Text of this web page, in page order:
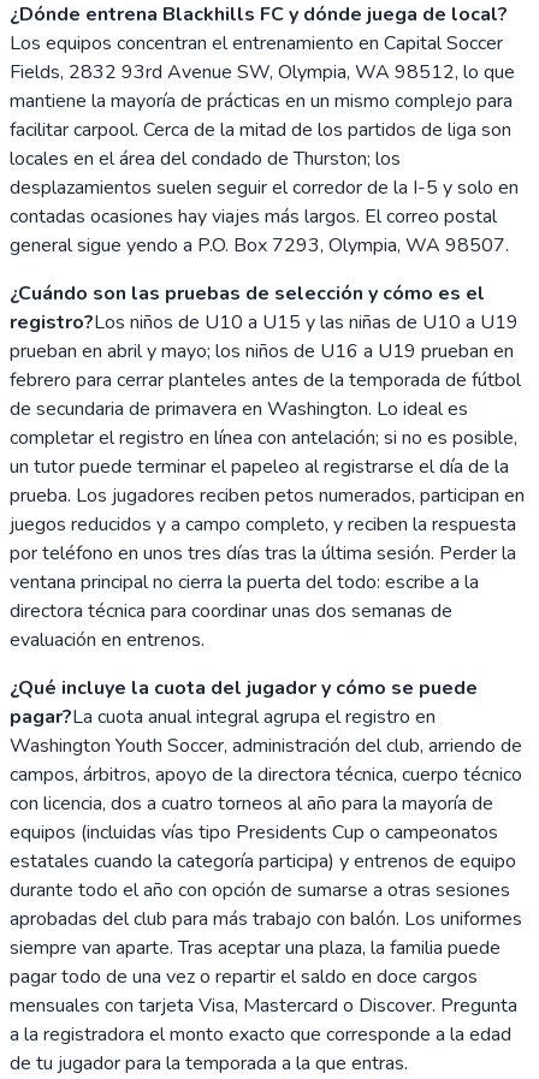
¿Dónde entrena Blackhills FC y dónde juega de local?
Los equipos concentran el entrenamiento en Capital Soccer
Fields, 2832 93rd Avenue SW, Olympia, WA 98512, lo que
mantiene la mayoría de prácticas en un mismo complejo para
facilitar carpool. Cerca de la mitad de los partidos de liga son
locales en el área del condado de Thurston; los
desplazamientos suelen seguir el corredor de la I-5 y solo en
contadas ocasiones hay viajes más largos. El correo postal
general sigue yendo a P.O. Box 7293, Olympia, WA 98507.
¿Cuándo son las pruebas de selección y cómo es el
registro?Los niños de U10 a U15 y las niñas de U10 a U19
prueban en abril y mayo; los niños de U16 a U19 prueban en
febrero para cerrar planteles antes de la temporada de fútbol
de secundaria de primavera en Washington. Lo ideal es
completar el registro en línea con antelación; si no es posible,
un tutor puede terminar el papeleo al registrarse el día de la
prueba. Los jugadores reciben petos numerados, participan en
juegos reducidos y a campo completo, y reciben la respuesta
por teléfono en unos tres días tras la última sesión. Perder la
ventana principal no cierra la puerta del todo: escribe a la
directora técnica para coordinar unas dos semanas de
evaluación en entrenos.
¿Qué incluye la cuota del jugador y cómo se puede
pagar?La cuota anual integral agrupa el registro en
Washington Youth Soccer, administración del club, arriendo de
campos, árbitros, apoyo de la directora técnica, cuerpo técnico
con licencia, dos a cuatro torneos al año para la mayoría de
equipos (incluidas vías tipo Presidents Cup o campeonatos
estatales cuando la categoría participa) y entrenos de equipo
durante todo el año con opción de sumarse a otras sesiones
aprobadas del club para más trabajo con balón. Los uniformes
siempre van aparte. Tras aceptar una plaza, la familia puede
pagar todo de una vez o repartir el saldo en doce cargos
mensuales con tarjeta Visa, Mastercard o Discover. Pregunta
a la registradora el monto exacto que corresponde a la edad
de tu jugador para la temporada a la que entras.